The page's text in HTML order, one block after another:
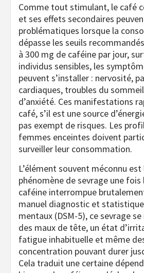
Comme tout stimulant, le café
et ses effets secondaires
problématiques lorsque la
dépasse les seuils
à 300 mg de caféine par jour,
individus sensibles, les
peuvent s’installer : nervosité,
cardiaques, troubles du
d’anxiété. Ces manifestations
café, s’il est une source
pas exempt de risques. Les
femmes enceintes doivent
surveiller leur consommation.
L’élément souvent méconnu est
phénomène de sevrage une fois
caféine interrompue
manuel diagnostic et
mentaux (DSM-5), ce sevrage
des maux de tête, un état
fatigue inhabituelle et même
concentration pouvant durer
Cela traduit une certaine